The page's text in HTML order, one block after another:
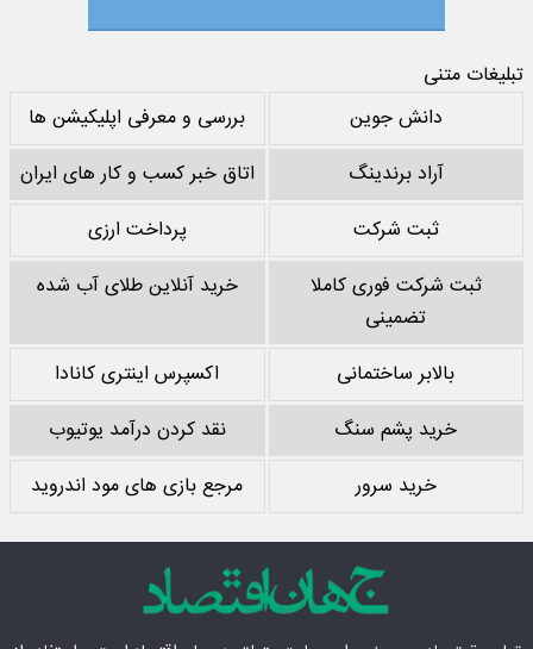
تبلیغات متنی
دانش جوین
بررسی و معرفی اپلیکیشن ها
آراد برندینگ
اتاق خبر کسب و کار های ایران
ثبت شرکت
پرداخت ارزی
ثبت شرکت فوری کاملا
تضمینی
خرید آنلاین طلای آب شده
بالابر ساختمانی
اکسپرس اینتری کانادا
خرید پشم سنگ
نقد کردن درآمد یوتیوب
خرید سرور
مرجع بازی های مود اندروید